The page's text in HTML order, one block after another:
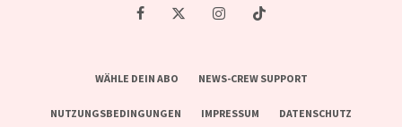
WÄHLE DEIN ABO NEWS-CREW SUPPORT
NUTZUNGSBEDINGUNGEN IMPRESSUM DATENSCHUTZ